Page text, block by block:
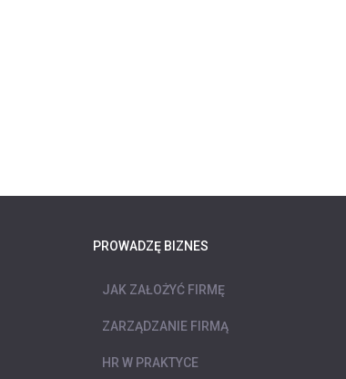
PROWADZĘ BIZNES
JAK ZAŁOŻYĆ FIRMĘ
ZARZĄDZANIE FIRMĄ
HR W PRAKTYCE